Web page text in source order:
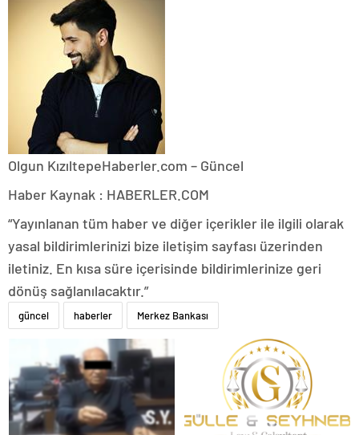
Olgun KızıltepeHaberler.com – Güncel
Haber Kaynak : HABERLER.COM
“Yayınlanan tüm haber ve diğer içerikler ile ilgili olarak
yasal bildirimlerinizi bize iletişim sayfası üzerinden
iletiniz. En kısa süre içerisinde bildirimlerinize geri
dönüş sağlanılacaktır.”
güncel haberler Merkez Bankası